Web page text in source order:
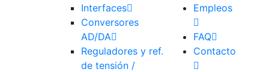
Interfaces
Conversores
AD/DA
Reguladores y ref.
de tensión /
Empleos
FAQ
Contacto